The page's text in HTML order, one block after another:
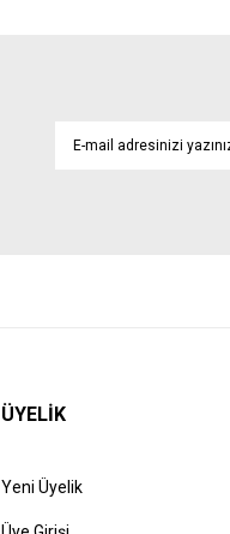
ÜYELİK
Yeni Üyelik